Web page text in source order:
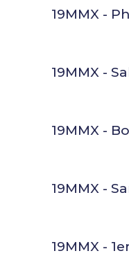
19MMX -
19MMX -
19MMX -
19MMX -
19MMX -